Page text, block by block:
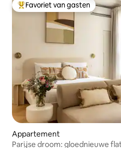
Topfavoriet van gasten
Favoriet van gasten
Appartement
Parijse droom: gloednieuwe